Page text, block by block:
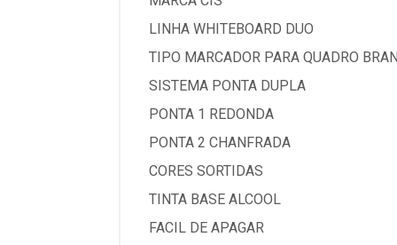
LINHA WHITEBOARD DUO
TIPO MARCADOR PARA QUADRO
SISTEMA PONTA DUPLA
PONTA 1 REDONDA
PONTA 2 CHANFRADA
CORES SORTIDAS
TINTA BASE ALCOOL
FACIL DE APAGAR